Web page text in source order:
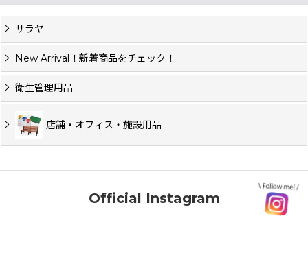
サラヤ
New Arrival！新着商品をチェック！
衛生管理用品
店舗・オフィス・施設用品
Official Instagram